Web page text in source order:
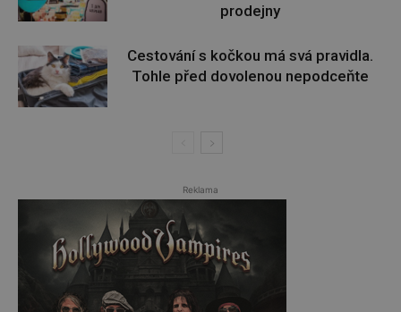
prodejny
Cestování s kočkou má svá pravidla.
Tohle před dovolenou nepodceňte
Reklama